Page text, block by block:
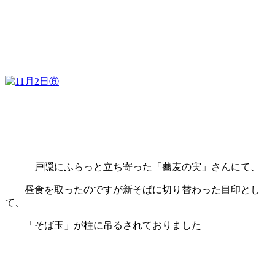
戸隠にふらっと立ち寄った「蕎麦の実」さんにて、
昼食を取ったのですが新そばに切り替わった目印とし
て、
「そば玉」が柱に吊るされておりました